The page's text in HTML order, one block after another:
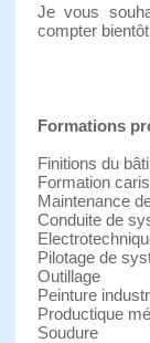
Je vous
compter
Formations
Finitions du
Formation
Maintenance
Conduite de
Pilotage de
Outillage
Peinture
Productique
Soudure